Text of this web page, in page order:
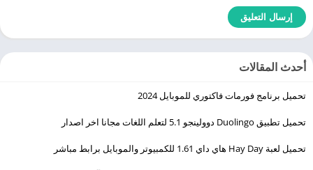
أحدث المقالات
تحميل برنامج فورمات فاكتوري للموبايل 2024
تحميل تطبيق Duolingo ‏دوولينجو 5.1 لتعلم اللغات مجانا اخر اصدار
تحميل لعبة Hay Day هاي داي 1.61 للكمبيوتر والموبايل برابط مباشر